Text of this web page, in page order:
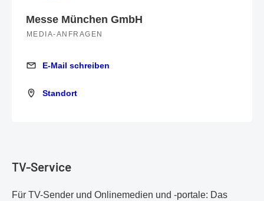
Messe München GmbH
MEDIA-ANFRAGEN
E-Mail schreiben
E-Mail schreiben
Standort
Standort
TV-Service
Für TV-Sender und Onlinemedien und -portale: Das